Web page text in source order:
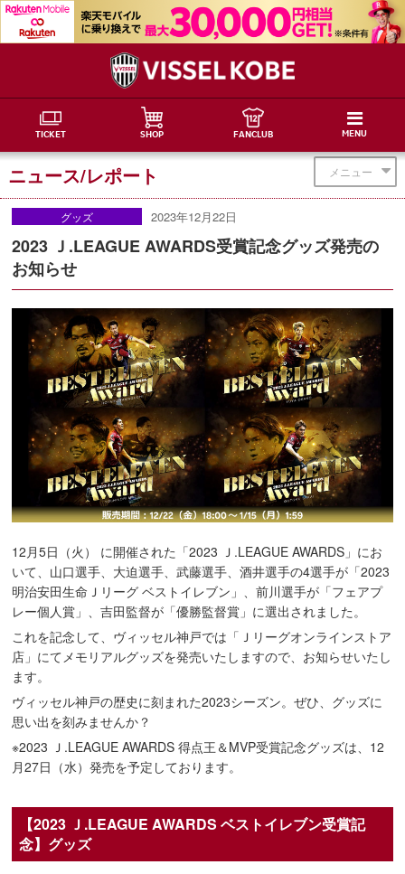
TICKET SHOP FANCLUB MENU
メニュー
ニュース/レポート
グッズ 2023年12月22日
2023 Ｊ.LEAGUE AWARDS受賞記念グッズ発売の
お知らせ
12月5日（火） に開催された「2023 Ｊ.LEAGUE AWARDS」にお
いて、山口選手、大迫選手、武藤選手、酒井選手の4選手が「2023
明治安田生命Ｊリーグ ベストイレブン」、前川選手が「フェアプ
レー個人賞」、吉田監督が「優勝監督賞」に選出されました。
これを記念して、ヴィッセル神戸では「Ｊリーグオンラインストア
店」にてメモリアルグッズを発売いたしますので、お知らせいたし
ます。
ヴィッセル神戸の歴史に刻まれた2023シーズン。ぜひ、グッズに
思い出を刻みませんか？
※2023 Ｊ.LEAGUE AWARDS 得点王＆MVP受賞記念グッズは、12
月27日（水）発売を予定しております。
【2023 Ｊ.LEAGUE AWARDS ベストイレブン受賞記
念】グッズ